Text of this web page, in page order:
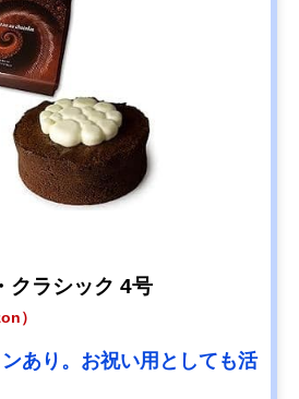
クラシック 4号
）
あり。お祝い用としても活